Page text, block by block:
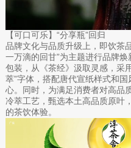
【可口可乐】“分享瓶”回归
品牌文化与品质升级上，即饮茶
一万滴的回甘”为主题进行品牌
包装，从《茶经》汲取灵感，采
萃”字体，搭配唐代宣纸样式和
心。同时，为满足消费者对高品
冷萃工艺，甄选本土高品质原叶
的茶饮体验。